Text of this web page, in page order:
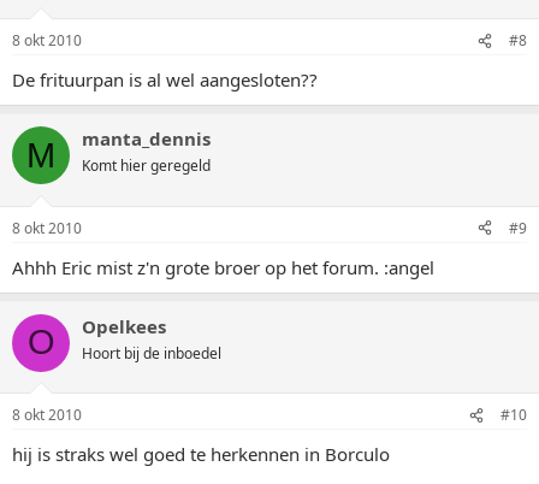
8 okt 2010 #8
De frituurpan is al wel aangesloten??
M manta_dennis
Komt hier geregeld
8 okt 2010 #9
Ahhh Eric mist z'n grote broer op het forum. :angel
O Opelkees
Hoort bij de inboedel
8 okt 2010 #10
hij is straks wel goed te herkennen in Borculo